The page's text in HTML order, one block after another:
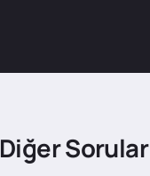
Diğer Sorular